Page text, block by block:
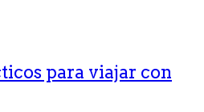
para viajar con